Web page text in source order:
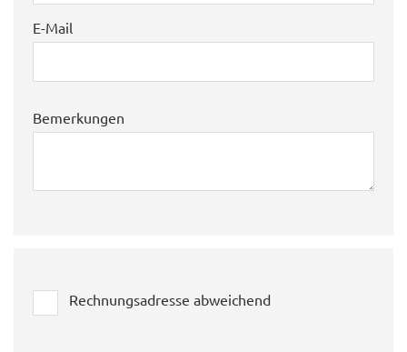
E-Mail
Bemerkungen
Rechnungsadresse abweichend